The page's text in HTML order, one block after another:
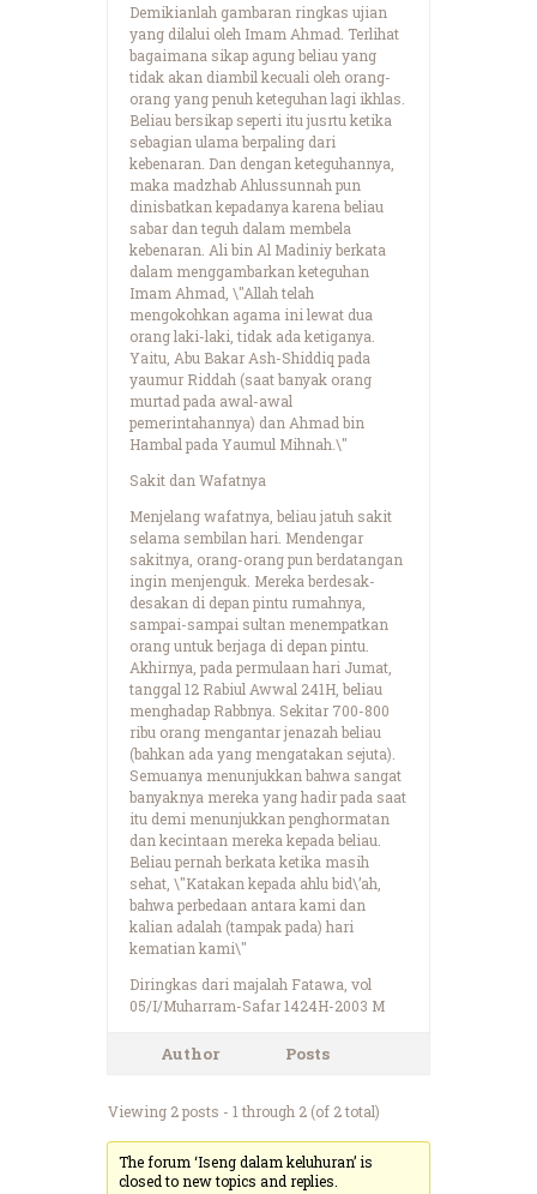
Demikianlah gambaran ringkas ujian
yang dilalui oleh Imam Ahmad. Terlihat
bagaimana sikap agung beliau yang
tidak akan diambil kecuali oleh orang-
orang yang penuh keteguhan lagi ikhlas.
Beliau bersikap seperti itu jusrtu ketika
sebagian ulama berpaling dari
kebenaran. Dan dengan keteguhannya,
maka madzhab Ahlussunnah pun
dinisbatkan kepadanya karena beliau
sabar dan teguh dalam membela
kebenaran. Ali bin Al Madiniy berkata
dalam menggambarkan keteguhan
Imam Ahmad, \"Allah telah
mengokohkan agama ini lewat dua
orang laki-laki, tidak ada ketiganya.
Yaitu, Abu Bakar Ash-Shiddiq pada
yaumur Riddah (saat banyak orang
murtad pada awal-awal
pemerintahannya) dan Ahmad bin
Hambal pada Yaumul Mihnah.\"
Sakit dan Wafatnya
Menjelang wafatnya, beliau jatuh sakit
selama sembilan hari. Mendengar
sakitnya, orang-orang pun berdatangan
ingin menjenguk. Mereka berdesak-
desakan di depan pintu rumahnya,
sampai-sampai sultan menempatkan
orang untuk berjaga di depan pintu.
Akhirnya, pada permulaan hari Jumat,
tanggal 12 Rabiul Awwal 241H, beliau
menghadap Rabbnya. Sekitar 700-800
ribu orang mengantar jenazah beliau
(bahkan ada yang mengatakan sejuta).
Semuanya menunjukkan bahwa sangat
banyaknya mereka yang hadir pada saat
itu demi menunjukkan penghormatan
dan kecintaan mereka kepada beliau.
Beliau pernah berkata ketika masih
sehat, \"Katakan kepada ahlu bid\’ah,
bahwa perbedaan antara kami dan
kalian adalah (tampak pada) hari
kematian kami\"
Diringkas dari majalah Fatawa, vol
05/I/Muharram-Safar 1424H-2003 M
Author Posts
Viewing 2 posts - 1 through 2 (of 2 total)
The forum ‘Iseng dalam keluhuran’ is
closed to new topics and replies.